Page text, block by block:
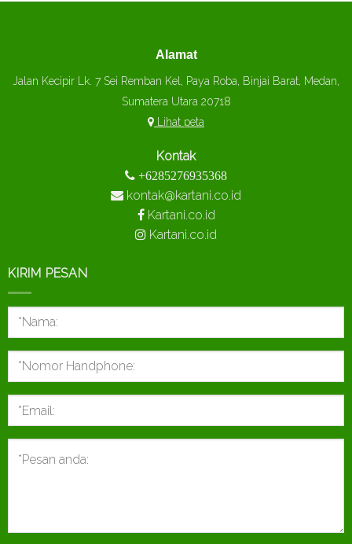
Alamat
Jalan Kecipir Lk. 7 Sei Remban Kel, Paya Roba, Binjai Barat, Medan,
Sumatera Utara 20718
Lihat peta
Kontak
+6285276935368
kontak@kartani.co.id
Kartani.co.id
Kartani.co.id
KIRIM PESAN